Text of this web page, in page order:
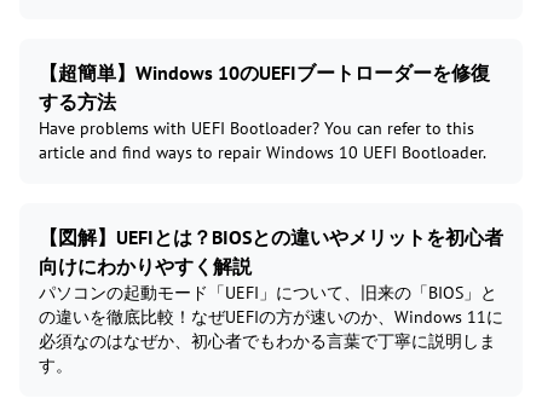
【超簡単】Windows 10のUEFIブートローダーを修復
する方法
Have problems with UEFI Bootloader? You can refer to this
article and find ways to repair Windows 10 UEFI Bootloader.
【図解】UEFIとは？BIOSとの違いやメリットを初心者
向けにわかりやすく解説
パソコンの起動モード「UEFI」について、旧来の「BIOS」と
の違いを徹底比較！なぜUEFIの方が速いのか、Windows 11に
必須なのはなぜか、初心者でもわかる言葉で丁寧に説明しま
す。